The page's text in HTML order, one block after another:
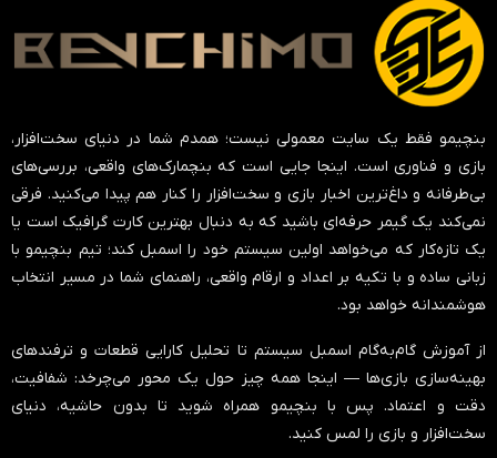
بنچیمو فقط یک سایت معمولی نیست؛ همدم شما در دنیای سخت‌افزار،
بازی و فناوری است. اینجا جایی است که بنچمارک‌های واقعی، بررسی‌های
بی‌طرفانه و داغ‌ترین اخبار بازی و سخت‌افزار را کنار هم پیدا می‌کنید. فرقی
نمی‌کند یک گیمر حرفه‌ای باشید که به دنبال بهترین کارت گرافیک است یا
یک تازه‌کار که می‌خواهد اولین سیستم خود را اسمبل کند؛ تیم بنچیمو با
زبانی ساده و با تکیه بر اعداد و ارقام واقعی، راهنمای شما در مسیر انتخاب
هوشمندانه خواهد بود.
از آموزش گام‌به‌گام اسمبل سیستم تا تحلیل کارایی قطعات و ترفندهای
بهینه‌سازی بازی‌ها — اینجا همه چیز حول یک محور می‌چرخد: شفافیت،
دقت و اعتماد. پس با بنچیمو همراه شوید تا بدون حاشیه، دنیای
سخت‌افزار و بازی را لمس کنید.